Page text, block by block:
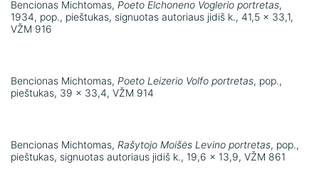
Bencionas Michtomas, Poeto Elchoneno Voglerio portretas,
1934, pop., pieštukas, signuotas autoriaus jidiš k., 41,5 x 33,1,
VŽM 916
Bencionas Michtomas, Poeto Leizerio Volfo portretas, pop.,
pieštukas, 39 x 33,4, VŽM 914
Bencionas Michtomas, Rašytojo Moišės Levino portretas, pop.,
pieštukas, signuotas autoriaus jidiš k., 19,6 x 13,9, VŽM 861